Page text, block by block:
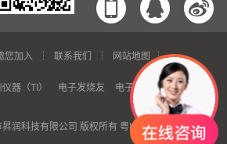
您加入 联系我们 网站地图
器（TI） 电子发烧友 电子芯吧客
润科技有限公司 版权所有 粤ICP备15015853号